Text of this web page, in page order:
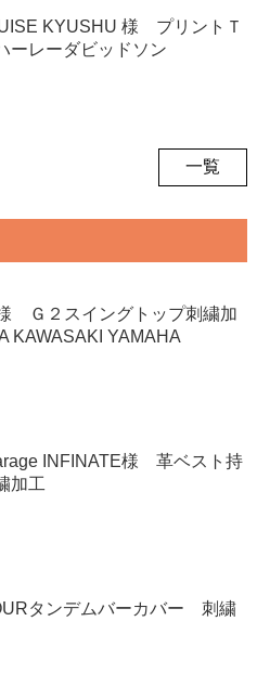
KYUSHU 様 プリントＴ
レーダビッドソン
一覧
Ｇ２スイングトップ刺繍加
KAWASAKI YAMAHA
INFINATE様 革ベスト持
加工
タンデムバーカバー 刺繍